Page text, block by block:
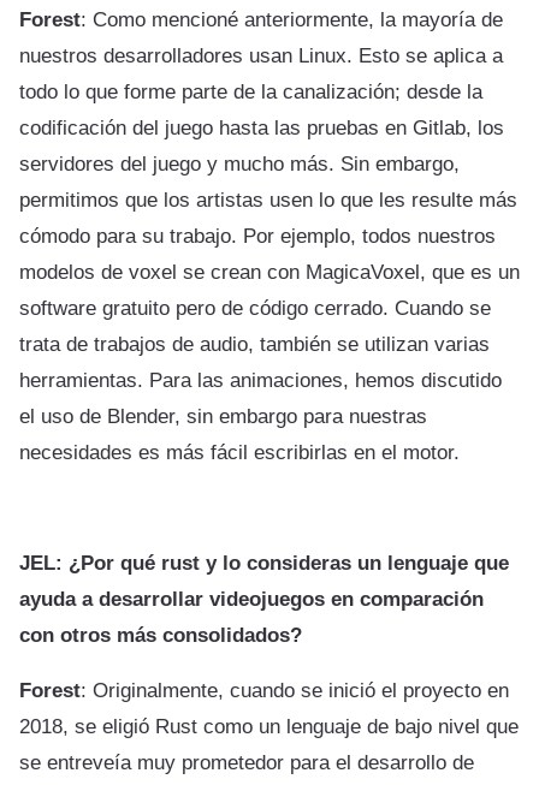
Forest: Como mencioné anteriormente, la mayoría de
nuestros desarrolladores usan Linux. Esto se aplica a
todo lo que forme parte de la canalización; desde la
codificación del juego hasta las pruebas en Gitlab, los
servidores del juego y mucho más. Sin embargo,
permitimos que los artistas usen lo que les resulte más
cómodo para su trabajo. Por ejemplo, todos nuestros
modelos de voxel se crean con MagicaVoxel, que es un
software gratuito pero de código cerrado. Cuando se
trata de trabajos de audio, también se utilizan varias
herramientas. Para las animaciones, hemos discutido
el uso de Blender, sin embargo para nuestras
necesidades es más fácil escribirlas en el motor.
JEL: ¿Por qué rust y lo consideras un lenguaje que
ayuda a desarrollar videojuegos en comparación
con otros más consolidados?
Forest: Originalmente, cuando se inició el proyecto en
2018, se eligió Rust como un lenguaje de bajo nivel que
se entreveía muy prometedor para el desarrollo de